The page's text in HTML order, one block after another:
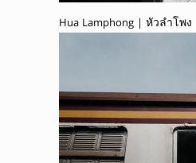
Hua Lamphong | หัวลำโพง